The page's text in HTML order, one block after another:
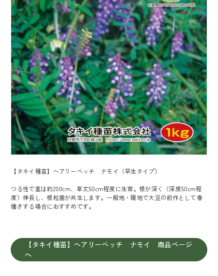
【タキイ種苗】ヘアリーベッチ ナモイ（早生タイプ）
つる性で茎は約200cm、草丈50cm程度に生育。根が深く（深度50cm程
度）伸長し、根粒菌が共生します。一般地・暖地で大豆の前作として春
播きする場合におすすめです。
【タキイ種苗】ヘアリーベッチ ナモイ 商品ページ
へ